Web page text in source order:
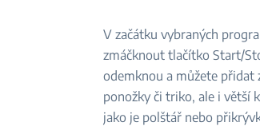
V začátku vybraných
zmáčknout tlačítko Start/
odemknou a můžete přidat
ponožky či triko, ale i větší
jako je polštář nebo